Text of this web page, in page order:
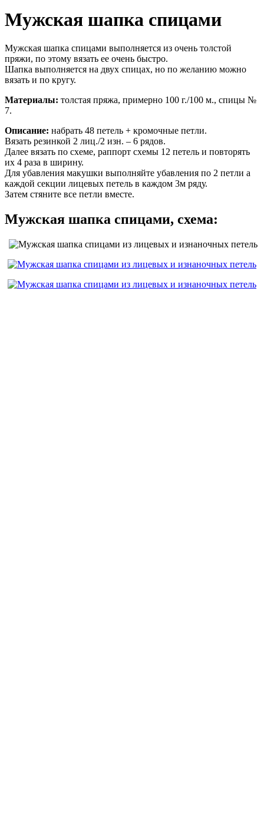
Мужская шапка спицами
Мужская шапка спицами выполняется из очень толстой
пряжи, по этому вязать ее очень быстро.
Шапка выполняется на двух спицах, но по желанию можно
вязать и по кругу.
Материалы: толстая пряжа, примерно 100 г./100 м., спицы №
7.
Описание: набрать 48 петель + кромочные петли.
Вязать резинкой 2 лиц./2 изн. – 6 рядов.
Далее вязать по схеме, раппорт схемы 12 петель и повторять
их 4 раза в ширину.
Для убавления макушки выполняйте убавления по 2 петли а
каждой секции лицевых петель в каждом 3м ряду.
Затем стяните все петли вместе.
Мужская шапка спицами, схема: